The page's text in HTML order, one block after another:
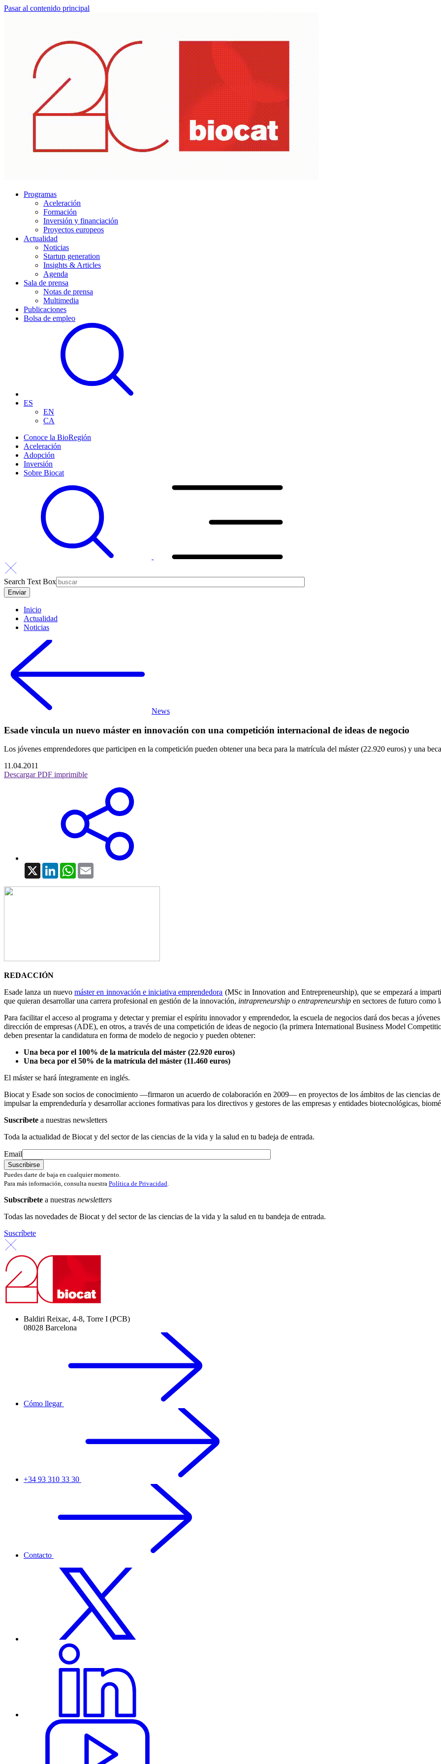
Pasar al contenido principal
Programas
Aceleración
Formación
Inversión y financiación
Proyectos europeos
Actualidad
Noticias
Startup generation
Insights & Articles
Agenda
Sala de prensa
Notas de prensa
Multimedia
Publicaciones
Bolsa de empleo
ES
EN
CA
Conoce la BioRegión
Aceleración
Adopción
Inversión
Sobre Biocat
Search Text Box
Inicio
Actualidad
Noticias
News
Esade vincula un nuevo máster en innovación con una competición internacional de ideas de negocio
Los jóvenes emprendedores que participen en la competición pueden obtener una beca para la matrícula del máster (22.920 euros) y una
11.04.2011
Descargar PDF imprimible
X LinkedInWhatsApp
REDACCIÓN
Esade lanza un nuevomáster en innovación e iniciativa emprendedora (MSc in Innovation and Entrepreneurship), que se empezará a
que quieran desarrollar una carrera profesional en gestión de la innovación, intrapreneurship o entrapreneurship en sectores de futuro como
Para facilitar el acceso al programa y detectar y premiar el espíritu innovador y emprendedor, la escuela de negocios dará dos becas a
dirección de empresas (ADE), en otros, a través de una competición de ideas de negocio (la primera International Business Model
deben presentar la candidatura en forma de modelo de negocio y pueden obtener:
Una beca por el 100% de la matrícula del máster (22.920 euros)
Una beca por el 50% de la matrícula del máster (11.460 euros)
El máster se hará íntegramente en inglés.
Biocat y Esade son socios de conocimiento —firmaron un acuerdo de colaboración en 2009— en proyectos de los ámbitos de las ciencias
impulsar la emprendeduría y desarrollar acciones formativas para los directivos y gestores de las empresas y entidades biotecnológicas,
Suscríbete a nuestras newsletters
Toda la actualidad de Biocat y del sector de las ciencias de la vida y la salud en tu badeja de entrada.
Email
Puedes darte de baja en cualquier momento.
Para más información, consulta nuestra Política de Privacidad.
Subscríbete a nuestras newsletters
Todas las novedades de Biocat y del sector de las ciencias de la vida y la salud en tu bandeja de entrada.
Suscríbete
Baldiri Reixac, 4-8, Torre I (PCB)
08028 Barcelona
Cómo llegar
+34 93 310 33 30
Contacto